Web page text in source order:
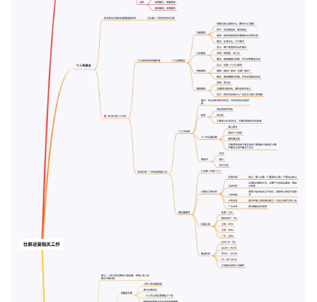
私域课程 新零售内参
增长俱乐部
增长俱乐部 有赞商盟
商家社区
合作共进
入驻有赞 认证代理商
认证服务商 设计服务商
有赞云 数据通服务